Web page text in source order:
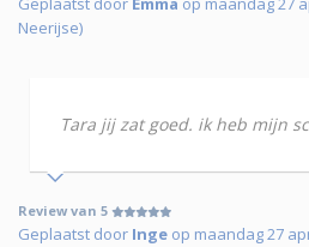
Neerijse)
Tara jij zat goed. ik heb mijn
Review van 5
Geplaatst door Inge op maandag 27